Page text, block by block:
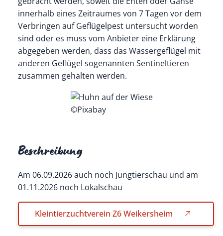
innerhalb eines Zeitraumes von 7 Tagen vor dem
Verbringen auf Geflügelpest untersucht worden
sind oder es muss vom Anbieter eine Erklärung
abgegeben werden, dass das Wassergeflügel mit
anderen Geflügel sogenannten Sentineltieren
zusammen gehalten werden.
©Pixabay
Beschreibung
Am 06.09.2026 auch noch Jungtierschau und am
01.11.2026 noch Lokalschau
Kleintierzuchtverein Z6 Weikersheim